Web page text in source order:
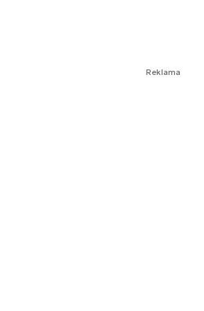
Reklama